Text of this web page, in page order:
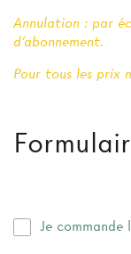
Annulation : par
d'abonnement.
Pour tous les prix
Je commande